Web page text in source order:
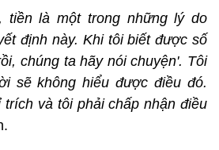
tiền là một trong những lý do
định này. Khi tôi biết được số
chúng ta hãy nói chuyện'. Tôi
sẽ không hiểu được điều đó.
và tôi phải chấp nhận điều